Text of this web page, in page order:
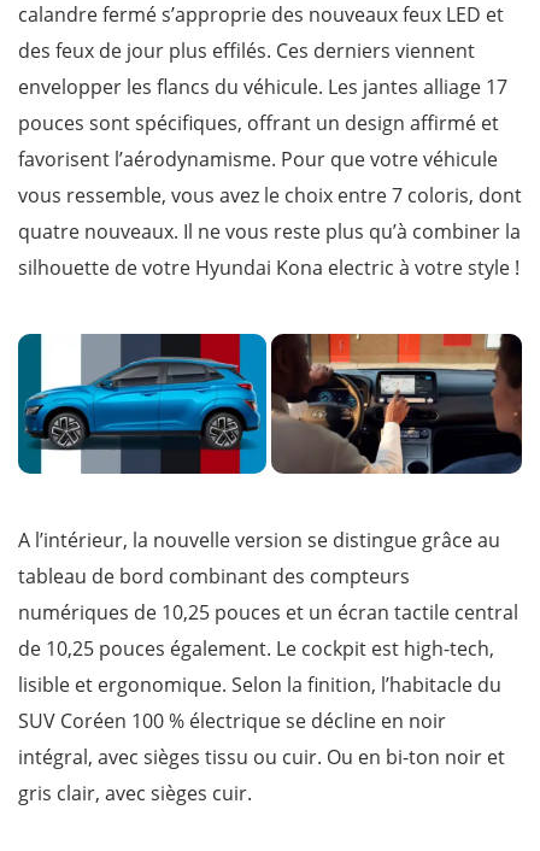
calandre fermé s’approprie des nouveaux feux LED et
des feux de jour plus effilés. Ces derniers viennent
envelopper les flancs du véhicule. Les jantes alliage 17
pouces sont spécifiques, offrant un design affirmé et
favorisent l’aérodynamisme. Pour que votre véhicule
vous ressemble, vous avez le choix entre 7 coloris, dont
quatre nouveaux. Il ne vous reste plus qu’à combiner la
silhouette de votre Hyundai Kona electric à votre style !
A l’intérieur, la nouvelle version se distingue grâce au
tableau de bord combinant des compteurs
numériques de 10,25 pouces et un écran tactile central
de 10,25 pouces également. Le cockpit est high-tech,
lisible et ergonomique. Selon la finition, l’habitacle du
SUV Coréen 100 % électrique se décline en noir
intégral, avec sièges tissu ou cuir. Ou en bi-ton noir et
gris clair, avec sièges cuir.